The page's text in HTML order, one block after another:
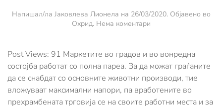
Напишал/ла Јаковлева Лионела на 26/03/2020. Објавено во
Охрид. Нема коментариза
градов
во
вонредна
состојба
работат
Post Views: 91 Маркетите во градов и во вонредна
состојба работат со полна пареа. За да можат граѓаните
да се снабдат со основните животни производи, тие
вложуваат максимални напори, па вработените во
прехрамбената трговија се на своите работни места и за